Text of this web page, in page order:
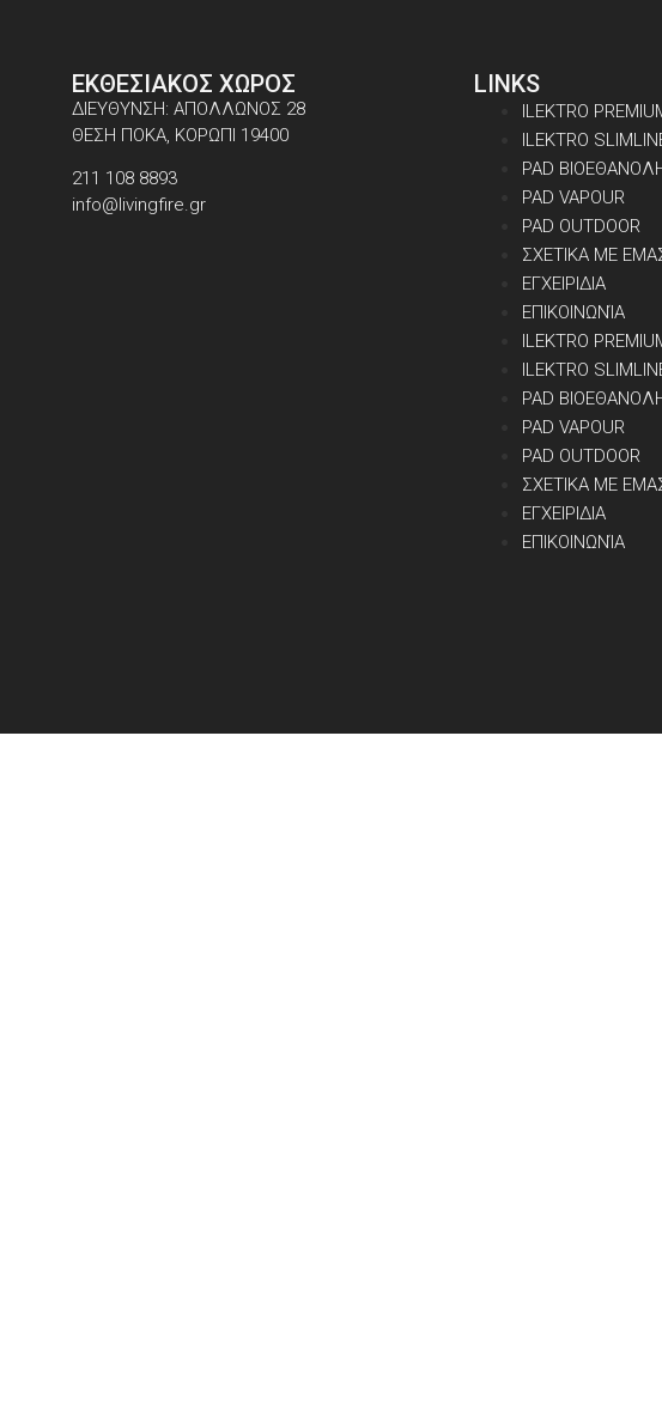
ΕΚΘΕΣΙΑΚΟΣ ΧΩΡΟΣ
ΔΙΕΥΘΥΝΣΗ: ΑΠΟΛΛΩΝΟΣ 28
ΘΕΣΗ ΠΟΚΑ, ΚΟΡΩΠΙ 19400
211 108 8893
info@livingfire.gr
LINKS
ILEKTRO
ILEKTRO
PAD
PAD VAPOUR
PAD OUTDOOR
ΣΧΕΤΙΚΑ ΜΕ
ΕΓΧΕΙΡΙΔΙΑ
ΕΠΙΚΟΙΝΩΝΊΑ
ILEKTRO
ILEKTRO
PAD
PAD VAPOUR
PAD OUTDOOR
ΣΧΕΤΙΚΑ ΜΕ
ΕΓΧΕΙΡΙΔΙΑ
ΕΠΙΚΟΙΝΩΝΊΑ